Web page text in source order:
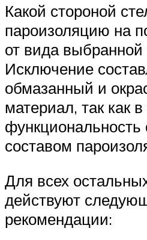
Какой стороной
пароизоляцию на
от вида
Исключение
обмазанный и
материал, так как
функциональность
составом
Для всех
действуют
рекомендации: